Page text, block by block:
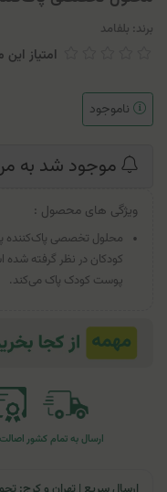
برند: بلفامد
امتیاز
ناموجود
موجود شد به
ویژگی های محصول :
محلول تخصصی پاک‌کننده
کودکان در نظر گرفته شده
پوست کودک پاک می‌کند.
ارسال به تمام کشوراصالت